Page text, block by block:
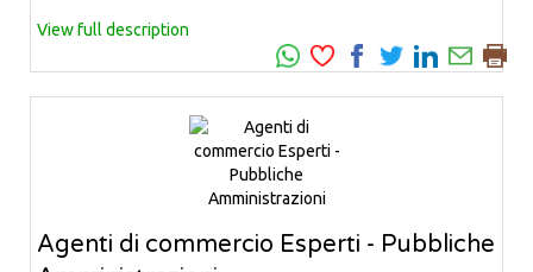
View full description
Agenti di commercio Esperti - Pubbliche